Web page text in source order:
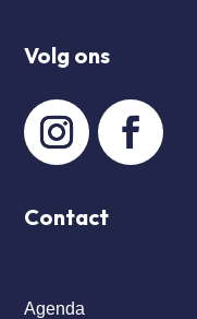
Volg ons
Contact
Agenda